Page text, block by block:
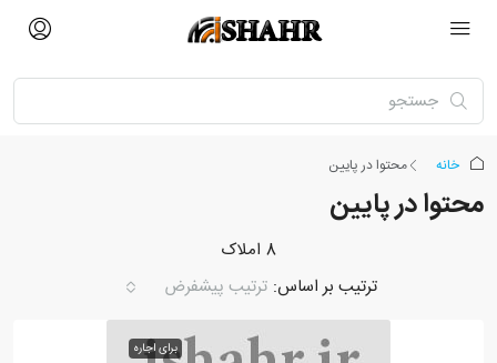
خانه محتوا در پایین
محتوا در پایین
8 املاک
ترتیب بر اساس: ترتیب پیشفرض
برای اجاره